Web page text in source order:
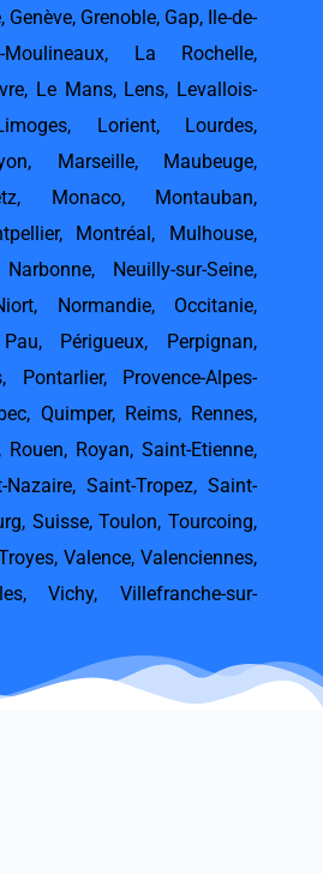
, Genève, Grenoble, Gap, Ile-de-
Moulineaux, La Rochelle,
, Le Mans, Lens, Levallois-
, Lorient, Lourdes,
, Marseille, Maubeuge,
, Monaco, Montauban,
, Montréal, Mulhouse,
Narbonne, Neuilly-sur-Seine,
, Normandie, Occitanie,
Pau, Périgueux, Perpignan,
, Pontarlier, Provence-Alpes-
, Quimper, Reims, Rennes,
, Rouen, Royan, Saint-Etienne,
Nazaire, Saint-Tropez, Saint-
, Suisse,Toulon, Tourcoing,
, Valence, Valenciennes,
,Vichy,Villefranche-sur-